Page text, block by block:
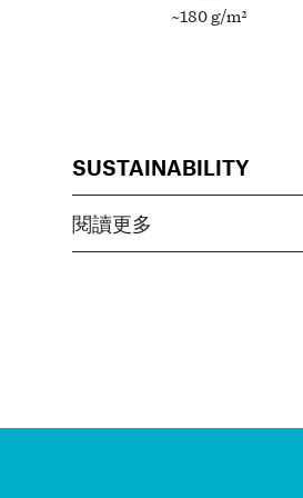
~180 g/m²
SUSTAINABILITY
閱讀更多